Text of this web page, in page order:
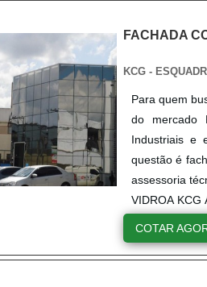
FACHADA
KCG -
Para quem
do mercado
Industriais e
questão é
assessoria
VIDROA KCG
COTAR